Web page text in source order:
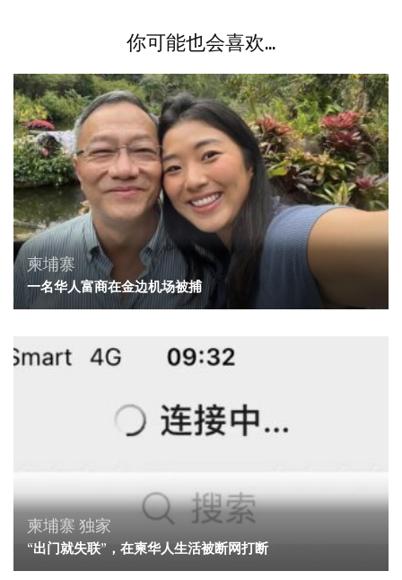
你可能也会喜欢...
柬埔寨
一名华人富商在金边机场被捕
柬埔寨 独家
“出门就失联”，在柬华人生活被断网打断